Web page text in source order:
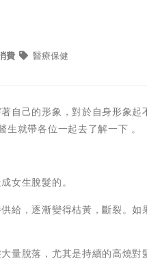
費 醫療保健
自己的形象，對於自身形象
就帶各位一起去了解一下 。
女生脫髮的。
給，逐漸變得枯黃，斷裂。如
量脫落，尤其是持續的高燒對